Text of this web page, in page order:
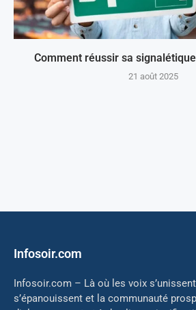
Comment réussir sa
21 août 2025
Infosoir.com
Infosoir.com – Là où les voix
s’épanouissent et la communauté